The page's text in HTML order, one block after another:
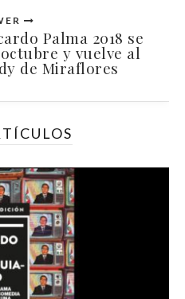
Palma 2018 se
y vuelve al
de Miraflores